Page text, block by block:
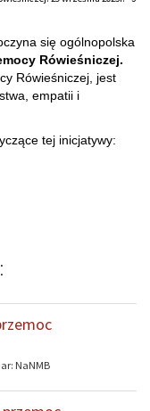
się ogólnopolska
Rówieśniczej.
Rówieśniczej, jest
empatii i
tej inicjatywy:
NaNMB